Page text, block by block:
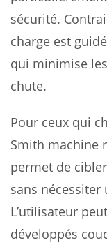
sécurité.
charge est
qui minimise
chute.
Pour ceux qui
Smith machine
permet de
sans nécessiter
L’utilisateur
développés